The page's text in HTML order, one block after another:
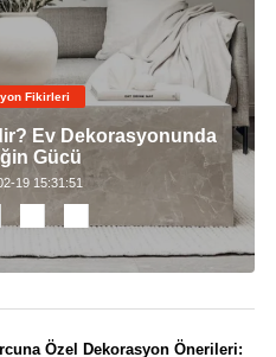
Fikirleri
Ev Dekorasyonunda
Gücü
19 15:31:51
Özel Dekorasyon Önerileri: